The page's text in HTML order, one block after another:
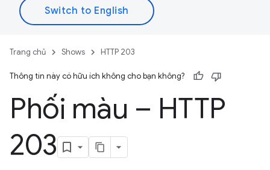
Trang chủ Shows HTTP 203
Thông tin này có hữu ích không cho bạn không?
Phối màu – HTTP
203